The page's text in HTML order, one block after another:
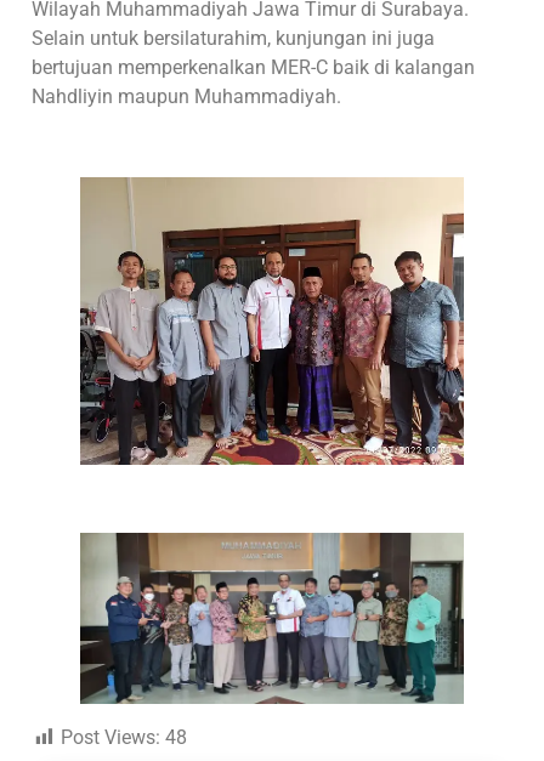
Wilayah Muhammadiyah Jawa Timur di Surabaya.
Selain untuk bersilaturahim, kunjungan ini juga
bertujuan memperkenalkan MER-C baik di kalangan
Nahdliyin maupun Muhammadiyah.
Post Views: 48